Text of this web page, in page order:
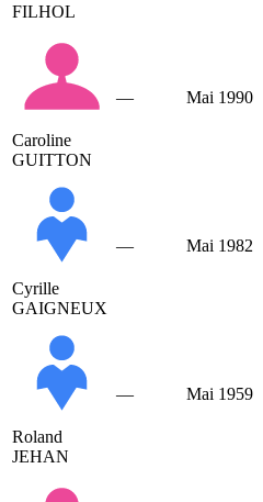
FILHOL
Caroline
GUITTON
— Mai 1990
Cyrille
GAIGNEUX
— Mai 1982
Roland
JEHAN
— Mai 1959